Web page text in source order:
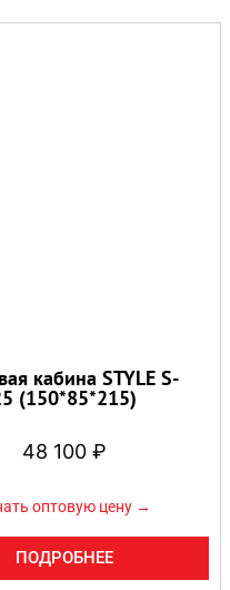
кабина STYLE S-
(150*85*215)
48 100 ₽
оптовую цену →
ПОДРОБНЕЕ